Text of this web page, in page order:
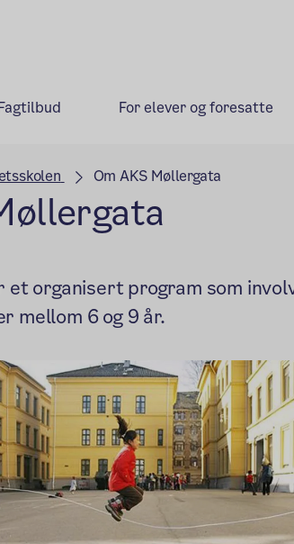
For elever og foresatte
Om AKS Møllergata
organisert program som
mellom 6 og 9 år.